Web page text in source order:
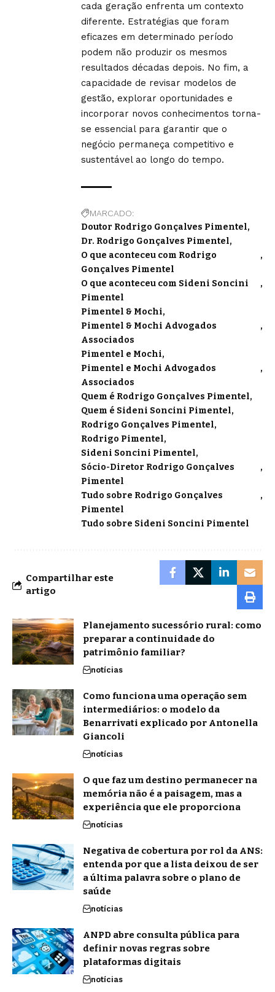
cada geração enfrenta um contexto
diferente. Estratégias que foram
eficazes em determinado período
podem não produzir os mesmos
resultados décadas depois. No fim, a
capacidade de revisar modelos de
gestão, explorar oportunidades e
incorporar novos conhecimentos torna-
se essencial para garantir que o
negócio permaneça competitivo e
sustentável ao longo do tempo.
MARCADO:
Doutor Rodrigo Gonçalves Pimentel
Dr. Rodrigo Gonçalves Pimentel
O que aconteceu com Rodrigo
Gonçalves Pimentel
O que aconteceu com Sideni Soncini
Pimentel
Pimentel & Mochi
Pimentel & Mochi Advogados
Associados
Pimentel e Mochi
Pimentel e Mochi Advogados
Associados
Quem é Rodrigo Gonçalves Pimentel
Quem é Sideni Soncini Pimentel
Rodrigo Gonçalves Pimentel
Rodrigo Pimentel
Sideni Soncini Pimentel
Sócio-Diretor Rodrigo Gonçalves
Pimentel
Tudo sobre Rodrigo Gonçalves
Pimentel
Tudo sobre Sideni Soncini Pimentel
Compartilhar este
artigo
Planejamento sucessório rural: como
preparar a continuidade do
patrimônio familiar?
notícias
Como funciona uma operação sem
intermediários: o modelo da
Benarrivati explicado por Antonella
Giancoli
notícias
O que faz um destino permanecer na
memória não é a paisagem, mas a
experiência que ele proporciona
notícias
Negativa de cobertura por rol da ANS:
entenda por que a lista deixou de ser
a última palavra sobre o plano de
saúde
notícias
ANPD abre consulta pública para
definir novas regras sobre
plataformas digitais
notícias